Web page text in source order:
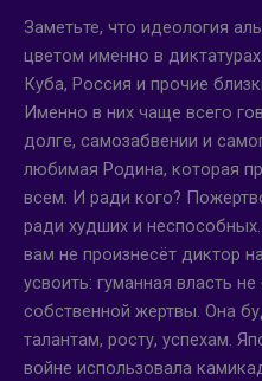
Заметьте, что идеология
цветом именно в
Куба, Россия и прочие
Именно в них чаще всего
долге, самозабвении и
любимая Родина, которая
всем. И ради кого?
ради худших и
вам не произнесёт диктор
усвоить: гуманная власть
собственной жертвы. Она
талантам, росту, успехам.
войне использовала